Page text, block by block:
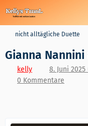
nicht alltägliche Duette
Gianna
kelly 8. Juni 2025
0 Kommentare